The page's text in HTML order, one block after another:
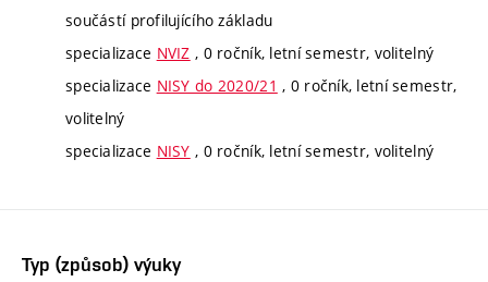
součástí profilujícího základu
specializace NVIZ , 0 ročník, letní semestr, volitelný
specializace NISY do 2020/21 , 0 ročník, letní semestr,
volitelný
specializace NISY , 0 ročník, letní semestr, volitelný
Typ (způsob) výuky